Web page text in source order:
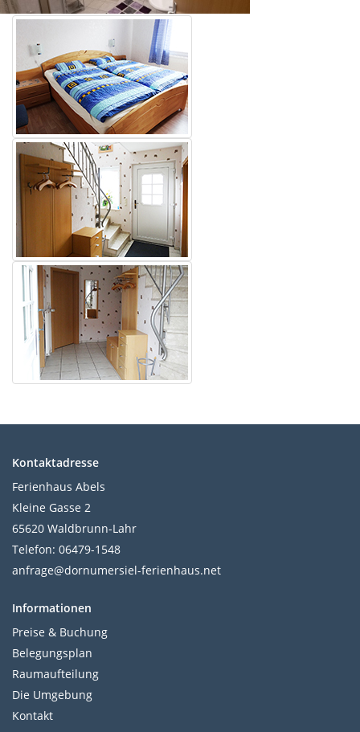
Kontaktadresse
Ferienhaus Abels
Kleine Gasse 2
65620 Waldbrunn-Lahr
Telefon: 06479-1548
anfrage@dornumersiel-ferienhaus.net
Informationen
Preise & Buchung
Belegungsplan
Raumaufteilung
Die Umgebung
Kontakt